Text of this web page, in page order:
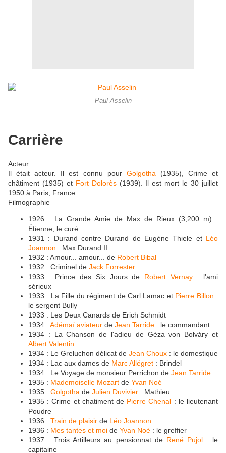
Paul Asselin
Carrière
Acteur
Il était acteur. Il est connu pour Golgotha (1935), Crime et
châtiment (1935) et Fort Dolorès(1939). Il est mort le 30 juillet
1950 à Paris, France.
Filmographie
1926 : La Grande Amie de Max de Rieux (3,200 m) :
Étienne, le curé
1931 : Durand contre Durand de Eugène Thiele et Léo
Joannon : Max Durand II
1932 : Amour... amour... de Robert Bibal
1932 : Criminel de Jack Forrester
1933 : Prince des Six Jours de Robert Vernay: l'ami
sérieux
1933 : La Fille du régiment de Carl Lamac et Pierre Billon :
le sergent Bully
1933 : Les Deux Canards de Erich Schmidt
1934 : Adémaï aviateur de Jean Tarride : le commandant
1934 : La Chanson de l'adieu de Géza von Bolváry et
Albert Valentin
1934 : Le Greluchon délicat de Jean Choux : le domestique
1934 : Lac aux dames de Marc Allégret : Brindel
1934 : Le Voyage de monsieur Perrichon de Jean Tarride
1935 : Mademoiselle Mozart de Yvan Noé
1935 : Golgotha de Julien Duvivier : Mathieu
1935 : Crime et chatiment de Pierre Chenal : le lieutenant
Poudre
1936 : Train de plaisir de Léo Joannon
1936 : Mes tantes et moi de Yvan Noé : le greffier
1937 : Trois Artilleurs au pensionnat de René Pujol : le
capitaine